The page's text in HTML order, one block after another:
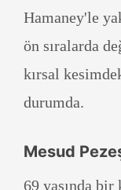
Hamaney'le
ön sıralarda
kırsal
durumda.
Mesud
69 yaşında bir